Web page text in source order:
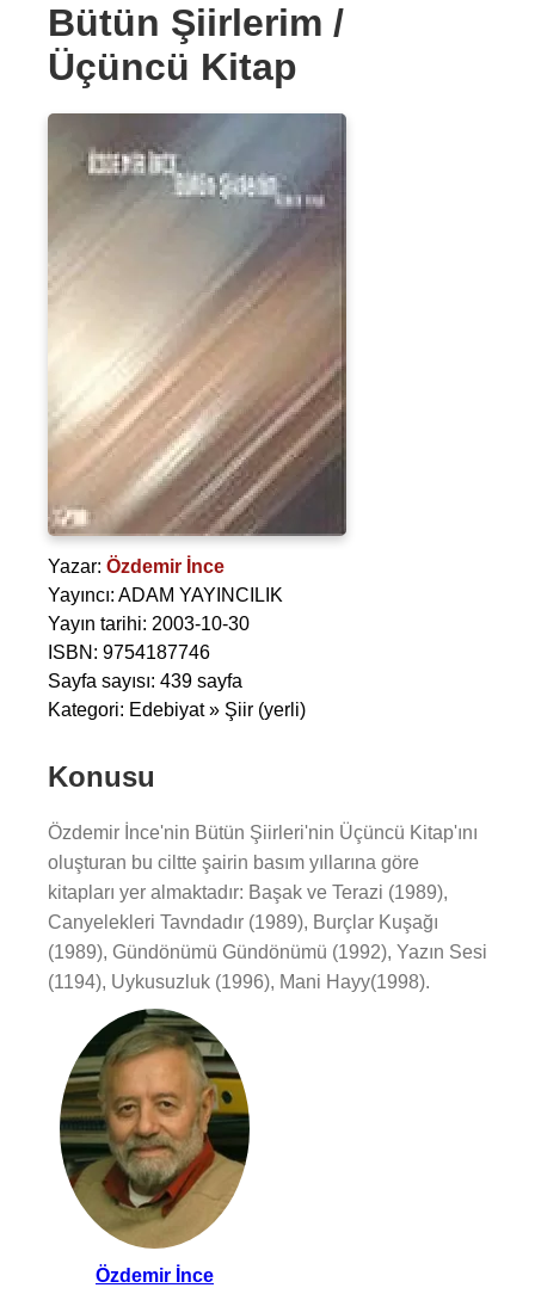
Bütün Şiirlerim /
Üçüncü Kitap
Yazar: Özdemir İnce
Yayıncı: ADAM YAYINCILIK
Yayın tarihi: 2003-10-30
ISBN: 9754187746
Sayfa sayısı: 439 sayfa
Kategori: Edebiyat » Şiir (yerli)
Konusu
Özdemir İnce'nin Bütün Şiirleri'nin Üçüncü Kitap'ını
oluşturan bu ciltte şairin basım yıllarına göre
kitapları yer almaktadır: Başak ve Terazi (1989),
Canyelekleri Tavndadır (1989), Burçlar Kuşağı
(1989), Gündönümü Gündönümü (1992), Yazın Sesi
(1194), Uykusuzluk (1996), Mani Hayy(1998).
Özdemir İnce